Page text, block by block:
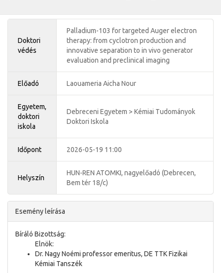
Doktori
védés
Palladium-103 for targeted Auger electron
therapy: from cyclotron production and
innovative separation to in vivo generator
evaluation and preclinical imaging
Előadó Laouameria Aicha Nour
Egyetem,
doktori
iskola
Debreceni Egyetem > Kémiai Tudományok
Doktori Iskola
Időpont 2026-05-19 11:00
Helyszín
HUN-REN ATOMKI, nagyelőadó (Debrecen,
Bem tér 18/c)
Esemény leírása
Bíráló Bizottság:
Elnök:
Dr. Nagy Noémi professor emeritus, DE TTK Fizikai
Kémiai Tanszék